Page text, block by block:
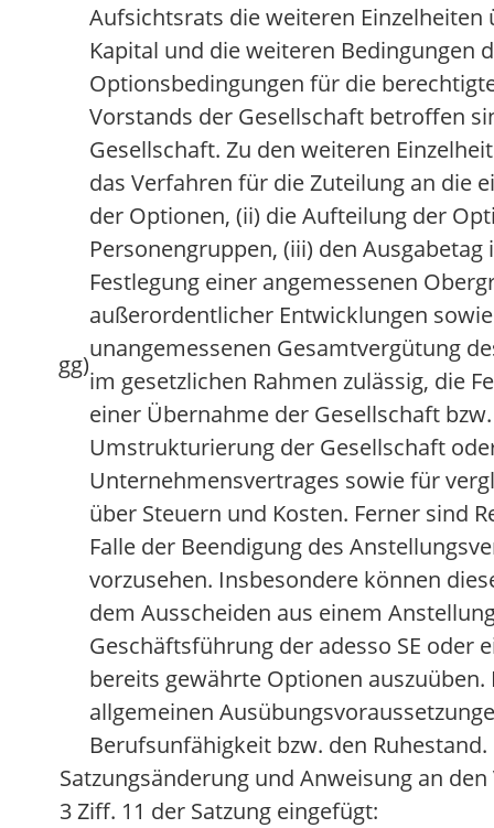
gg)
Aufsichtsrats die weiteren
Kapital und die weiteren
Optionsbedingungen für die
Vorstands der Gesellschaft betroffen
Gesellschaft. Zu den weiteren
das Verfahren für die Zuteilung an die
der Optionen, (ii) die Aufteilung der
Personengruppen, (iii) den
Festlegung einer angemessenen
außerordentlicher Entwicklungen
unangemessenen Gesamtvergütung
im gesetzlichen Rahmen zulässig, die
einer Übernahme der Gesellschaft
Umstrukturierung der Gesellschaft
Unternehmensvertrages sowie für
über Steuern und Kosten. Ferner sind
Falle der Beendigung des
vorzusehen. Insbesondere können
dem Ausscheiden aus einem
Geschäftsführung der adesso SE oder
bereits gewährte Optionen
allgemeinen
Berufsunfähigkeit bzw. den Ruhestand.
Satzungsänderung und Anweisung an
3 Ziff. 11 der Satzung eingefügt: